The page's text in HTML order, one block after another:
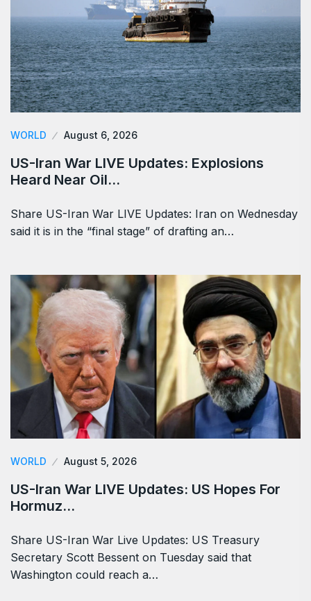
WORLD August 6, 2026
US-Iran War LIVE Updates: Explosions
Heard Near Oil…
Share US-Iran War LIVE Updates: Iran on Wednesday
said it is in the “final stage” of drafting an…
WORLD August 5, 2026
US-Iran War LIVE Updates: US Hopes For
Hormuz…
Share US-Iran War Live Updates: US Treasury
Secretary Scott Bessent on Tuesday said that
Washington could reach a…